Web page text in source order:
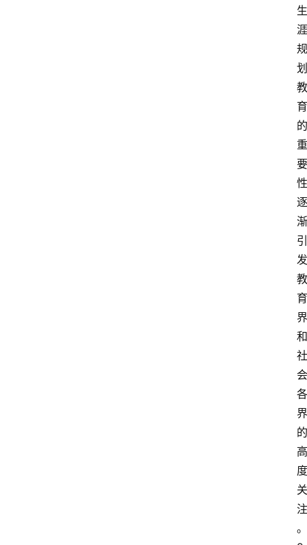
生
涯
规
划
教
育
的
重
要
性
逐
渐
引
发
教
育
界
和
社
会
各
界
的
高
度
关
注
。